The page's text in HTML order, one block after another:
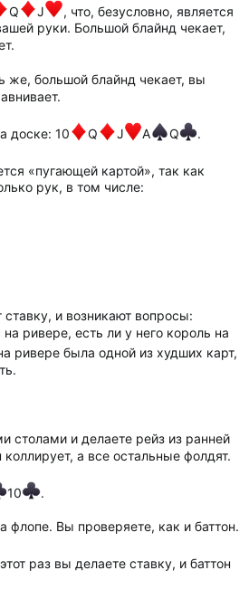
Q J
, что, безусловно, является
руки. Большой блайнд чекает,
же, большой блайнд чекает, вы
доске: 10 Q J A Q .
«пугающей картой», так как
рук, в том числе:
и возникают вопросы:
ривере, есть ли у него король на
ривере была одной из худших карт,
столами и делаете рейз из ранней
коллирует, а все остальные фолдят.
10 .
флопе. Вы проверяете, как и баттон.
раз вы делаете ставку, и баттон